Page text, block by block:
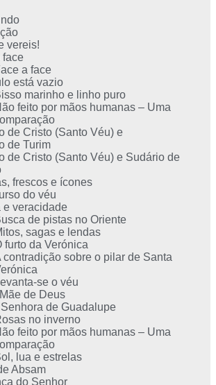
vereis!
face
a face
está vazio
marinho e linho puro
feito por mãos humanas – Uma
de Cristo (Santo Véu) e
de Turim
de Cristo (Santo Véu) e Sudário de
frescos e ícones
do véu
e veracidade
de pistas no Oriente
sagas e lendas
furto da Verónica
contradição sobre o pilar de Santa
se o véu
de Deus
de Guadalupe
no inverno
feito por mãos humanas – Uma
lua e estrelas
Absam
do Senhor